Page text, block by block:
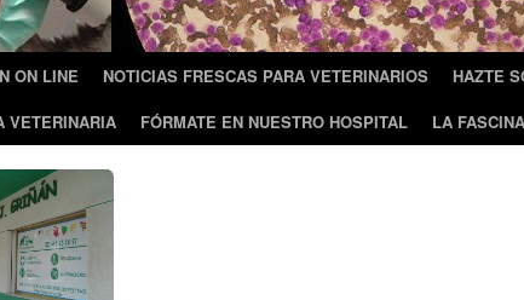
ON LINE NOTICIAS FRESCAS PARA VETERINARIOS
HAZTE
VETERINARIA
FÓRMATE EN NUESTRO HOSPITAL LA